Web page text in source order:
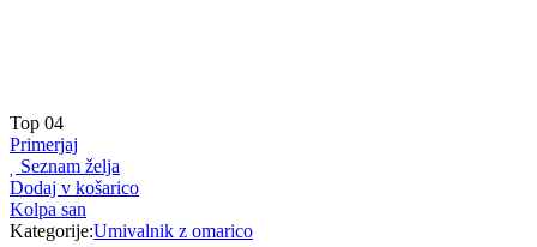
Top 04
Primerjaj
Seznam želja
Dodaj v košarico
Kolpa san
Kategorije:Umivalnik z omarico